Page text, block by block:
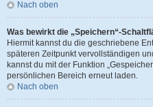
Nach oben
Was bewirkt die „Speichern“-
Hiermit kannst du die geschriebene
späteren Zeitpunkt vervollständigen
kannst du mit der Funktion
persönlichen Bereich erneut laden.
Nach oben